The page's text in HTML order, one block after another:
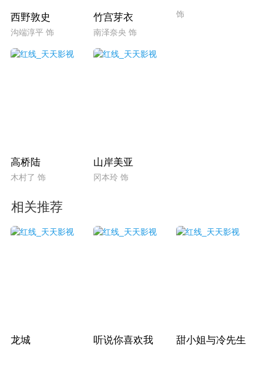
西野敦史
沟端淳平 饰
竹宫芽衣
南泽奈央 饰
饰
高桥陆
木村了 饰
山岸美亚
冈本玲 饰
相关推荐
龙城 听说你喜欢我 甜小姐与冷先生